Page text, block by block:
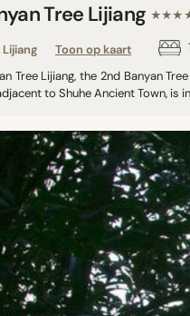
Tree Lijiang
Lijiang Toon op kaart
Tree Lijiang, the 2nd Banyan
to Shuhe Ancient Town, is